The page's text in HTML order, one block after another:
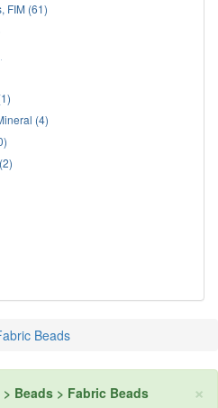
FIM(61)
(4)
Beads
×
Beads > Fabric Beads